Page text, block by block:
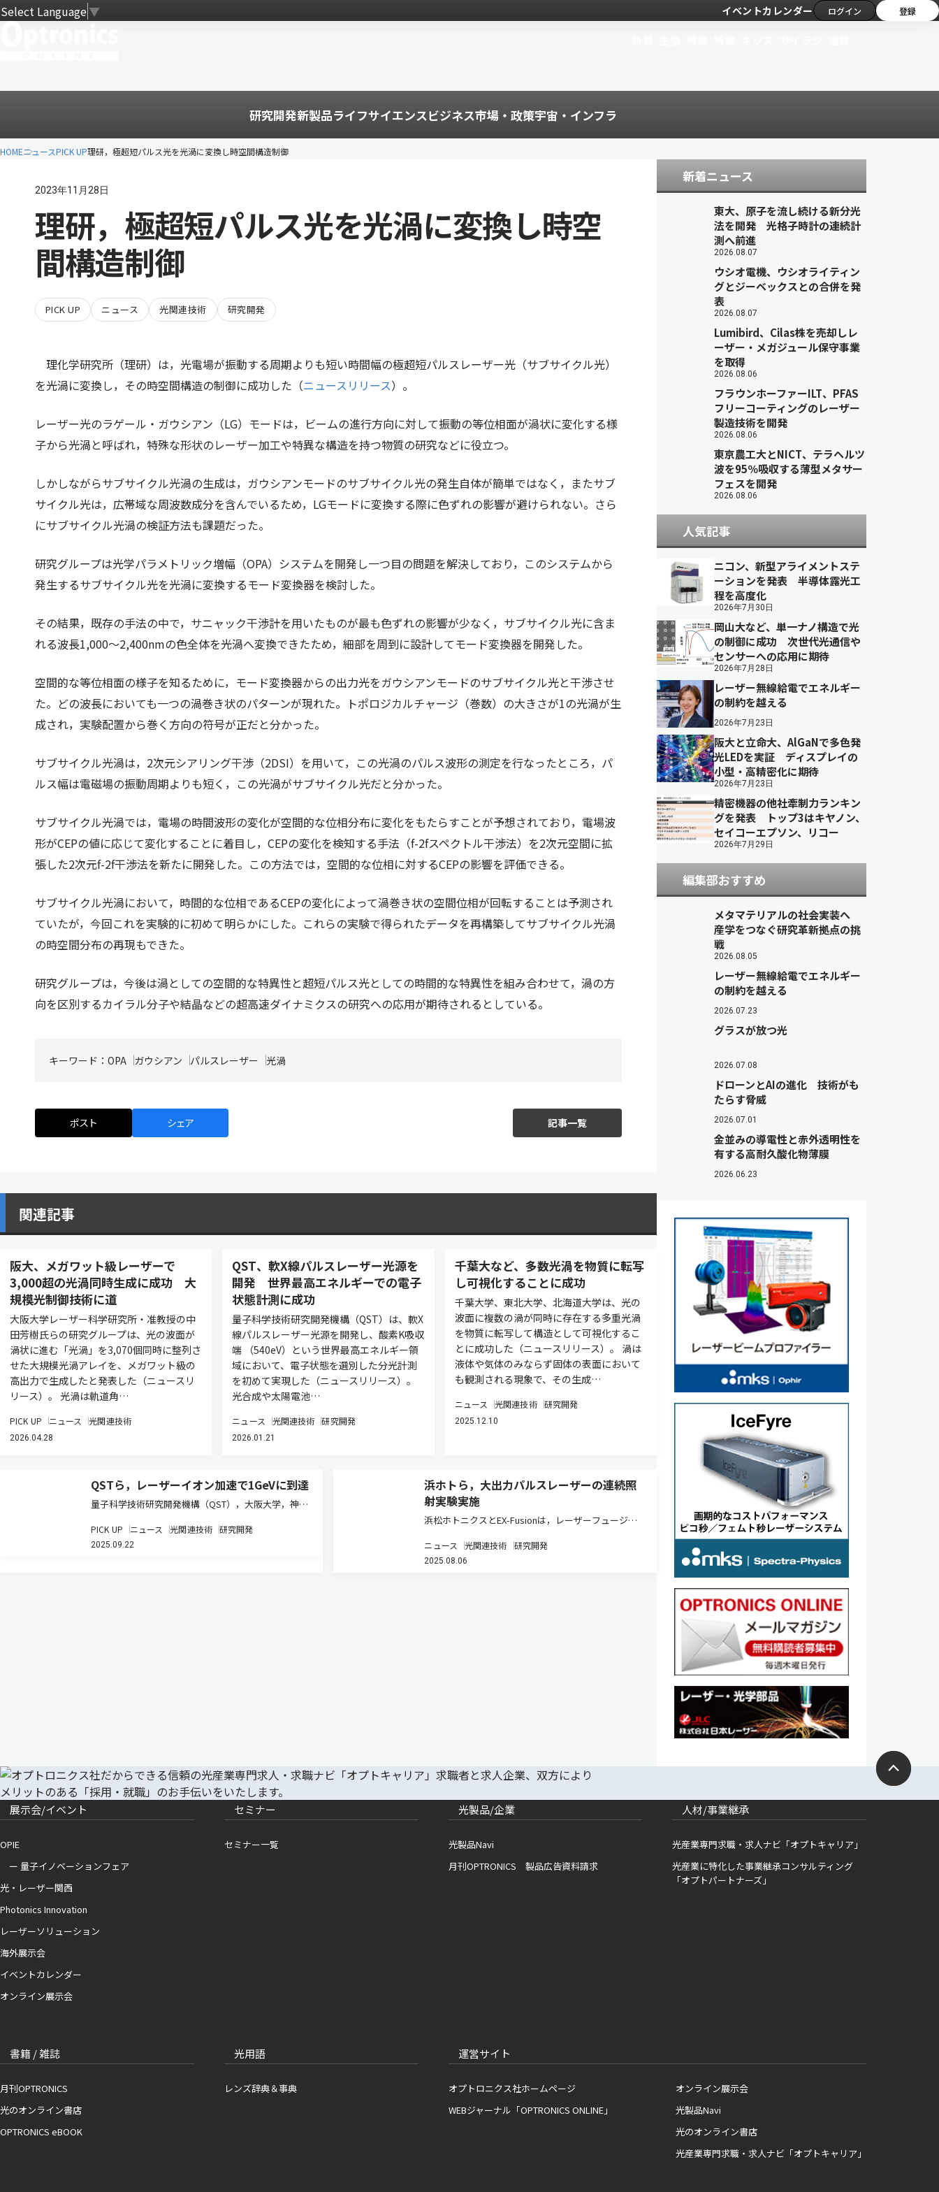
Select Language▼ イベントカレンダー ログイン 登録
研究開発新製品ライフサイエンスビジネス市場・政策宇宙・インフラ
HOMEニュースPICK UP理研，極超短パルス光を光渦に変換し時空間構造制御
2023年11月28日
理研，極超短パルス光を光渦に変換し時空
間構造制御
PICK UP ニュース 光関連技術 研究開発
理化学研究所（理研）は，光電場が振動する周期よりも短い時間幅の極超短パルスレーザー光（サブサイクル光）
を光渦に変換し，その時空間構造の制御に成功した（ニュースリリース）。
レーザー光のラゲール・ガウシアン（LG）モードは，ビームの進行方向に対して振動の等位相面が渦状に変化する様
子から光渦と呼ばれ，特殊な形状のレーザー加工や特異な構造を持つ物質の研究などに役立つ。
しかしながらサブサイクル光渦の生成は，ガウシアンモードのサブサイクル光の発生自体が簡単ではなく，またサブ
サイクル光は，広帯域な周波数成分を含んでいるため，LGモードに変換する際に色ずれの影響が避けられない。さら
にサブサイクル光渦の検証方法も課題だった。
研究グループは光学パラメトリック増幅（OPA）システムを開発し一つ目の問題を解決しており，このシステムから
発生するサブサイクル光を光渦に変換するモード変換器を検討した。
その結果，既存の手法の中で，サニャック干渉計を用いたものが最も色ずれの影響が少なく，サブサイクル光に含ま
れる波長1,000～2,400nmの色全体を光渦へ変換できたため，細部を周到に設計してモード変換器を開発した。
空間的な等位相面の様子を知るために，モード変換器からの出力光をガウシアンモードのサブサイクル光と干渉させ
た。どの波長においても一つの渦巻き状のパターンが現れた。トポロジカルチャージ（巻数）の大きさが1の光渦が生
成され，実験配置から巻く方向の符号が正だと分かった。
サブサイクル光渦は，2次元シアリング干渉（2DSI）を用いて，この光渦のパルス波形の測定を行なったところ，パ
ルス幅は電磁場の振動周期よりも短く，この光渦がサブサイクル光だと分かった。
サブサイクル光渦では，電場の時間波形の変化が空間的な位相分布に変化をもたらすことが予想されており，電場波
形がCEPの値に応じて変化することに着目し，CEPの変化を検知する手法（f-2fスペクトル干渉法）を2次元空間に拡
張した2次元f-2f干渉法を新たに開発した。この方法では，空間的な位相に対するCEPの影響を評価できる。
サブサイクル光渦において，時間的な位相であるCEPの変化によって渦巻き状の空間位相が回転することは予測され
ていたが，今回これを実験的に初めて明らかにした。これらの実験で得られたデータを再構築してサブサイクル光渦
の時空間分布の再現もできた。
研究グループは，今後は渦としての空間的な特異性と超短パルス光としての時間的な特異性を組み合わせて，渦の方
向を区別するカイラル分子や結晶などの超高速ダイナミクスの研究への応用が期待されるとしている。
キーワード： OPA ガウシアン パルスレーザー 光渦
ポスト シェア 記事一覧
関連記事
阪大、メガワット級レーザーで
3,000超の光渦同時生成に成功 大
規模光制御技術に道
大阪大学レーザー科学研究所・准教授の中
田芳樹氏らの研究グループは、光の波面が
渦状に進む「光渦」を3,070個同時に整列さ
せた大規模光渦アレイを、メガワット級の
高出力で生成したと発表した（ニュースリ
リース）。 光渦は軌道角…
PICK UP ニュース 光関連技術
2026.04.28
QST、軟X線パルスレーザー光源を
開発 世界最高エネルギーでの電子
状態計測に成功
量子科学技術研究開発機構（QST）は、軟X
線パルスレーザー光源を開発し、酸素K吸収
端 （540eV）という世界最高エネルギー領
域において、電子状態を選別した分光計測
を初めて実現した（ニュースリリース）。
光合成や太陽電池…
ニュース 光関連技術 研究開発
2026.01.21
千葉大など、多数光渦を物質に転写
し可視化することに成功
千葉大学、東北大学、北海道大学は、光の
波面に複数の渦が同時に存在する多重光渦
を物質に転写して構造として可視化するこ
とに成功した（ニュースリリース）。 渦は
液体や気体のみならず固体の表面において
も観測される現象で、その生成…
ニュース 光関連技術 研究開発
2025.12.10
QSTら，レーザーイオン加速で1GeVに到達
量子科学技術研究開発機構（QST），大阪大学，神戸
ある，QST関西研のJ-KAREN-Pを活用することで，レ
ーザーを用いた炭素イオン加速として1ギガ（G=109）
PICK UP ニュース 光関連技術 研究開発
2025.09.22
浜ホトら，大出力パルスレーザーの連続照
射実験実施
浜松ホトニクスとEX-Fusionは，レーザーフュージョ
模擬燃料ターゲットに照射する重要な技術の実証試験
を行なった（ニュースリリース）。 現在，最も研究が
ニュース 光関連技術 研究開発
2025.08.06
新着ニュース
東大、原子を流し続ける新分光
法を開発 光格子時計の連続計
測へ前進
2026.08.07
ウシオ電機、ウシオライティン
グとジーベックスとの合併を発
表
2026.08.07
Lumibird、Cilas株を売却しレ
ーザー・メガジュール保守事業
を取得
2026.08.06
フラウンホーファーILT、PFAS
フリーコーティングのレーザー
製造技術を開発
2026.08.06
東京農工大とNICT、テラヘルツ
波を95％吸収する薄型メタサー
フェスを開発
2026.08.06
人気記事
ニコン、新型アライメントステ
ーションを発表 半導体露光工
程を高度化
2026年7月30日
岡山大など、単一ナノ構造で光
の制御に成功 次世代光通信や
センサーへの応用に期待
2026年7月28日
レーザー無線給電でエネルギー
の制約を越える
2026年7月23日
阪大と立命大、AlGaNで多色発
光LEDを実証 ディスプレイの
小型・高精密化に期待
2026年7月23日
精密機器の他社牽制力ランキン
グを発表 トップ3はキヤノン、
セイコーエプソン、リコー
2026年7月29日
編集部おすすめ
メタマテリアルの社会実装へ
産学をつなぐ研究革新拠点の挑
戦
2026.08.05
レーザー無線給電でエネルギー
の制約を越える
2026.07.23
グラスが放つ光
2026.07.08
ドローンとAIの進化 技術がも
たらす脅威
2026.07.01
金並みの導電性と赤外透明性を
有する高耐久酸化物薄膜
2026.06.23
展示会/イベント
OPIE
ー 量子イノベーションフェア
光・レーザー関西
Photonics Innovation
レーザーソリューション
海外展示会
イベントカレンダー
オンライン展示会
セミナー
セミナー一覧
光製品/企業
光製品Navi
月刊OPTRONICS 製品広告資料請求
人材/事業継承
光産業専門求職・求人ナビ「オプトキャリア」
光産業に特化した事業継承コンサルティング
「オプトパートナーズ」
書籍 / 雑誌
月刊OPTRONICS
光のオンライン書店
OPTRONICS eBOOK
光用語
レンズ辞典＆事典
運営サイト
オプトロニクス社ホームページ
WEBジャーナル「OPTRONICS ONLINE」
オンライン展示会
光製品Navi
光のオンライン書店
光産業専門求職・求人ナビ「オプトキャリア」